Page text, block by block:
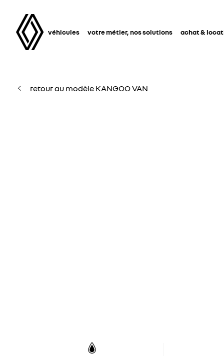
véhicules votre métier, nos solutions achat &
retour au modèle KANGOO VAN